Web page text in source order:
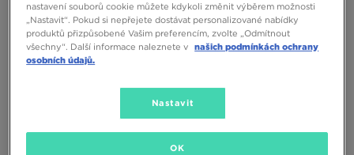
nastavení souborů cookie můžete kdykoli změnit výběrem možnosti
„Nastavit“. Pokud si nepřejete dostávat personalizované nabídky
produktů přizpůsobené Vašim preferencím, zvolte „Odmítnout
všechny“. Další informace naleznete v našich podmínkách ochrany
osobních údajů.
Nastavit
OK